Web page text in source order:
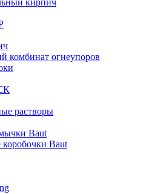
кирпич
комбинат огнеупоров
растворы
Baut
Baut